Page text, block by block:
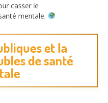
casser le
mentale.
et la
de santé